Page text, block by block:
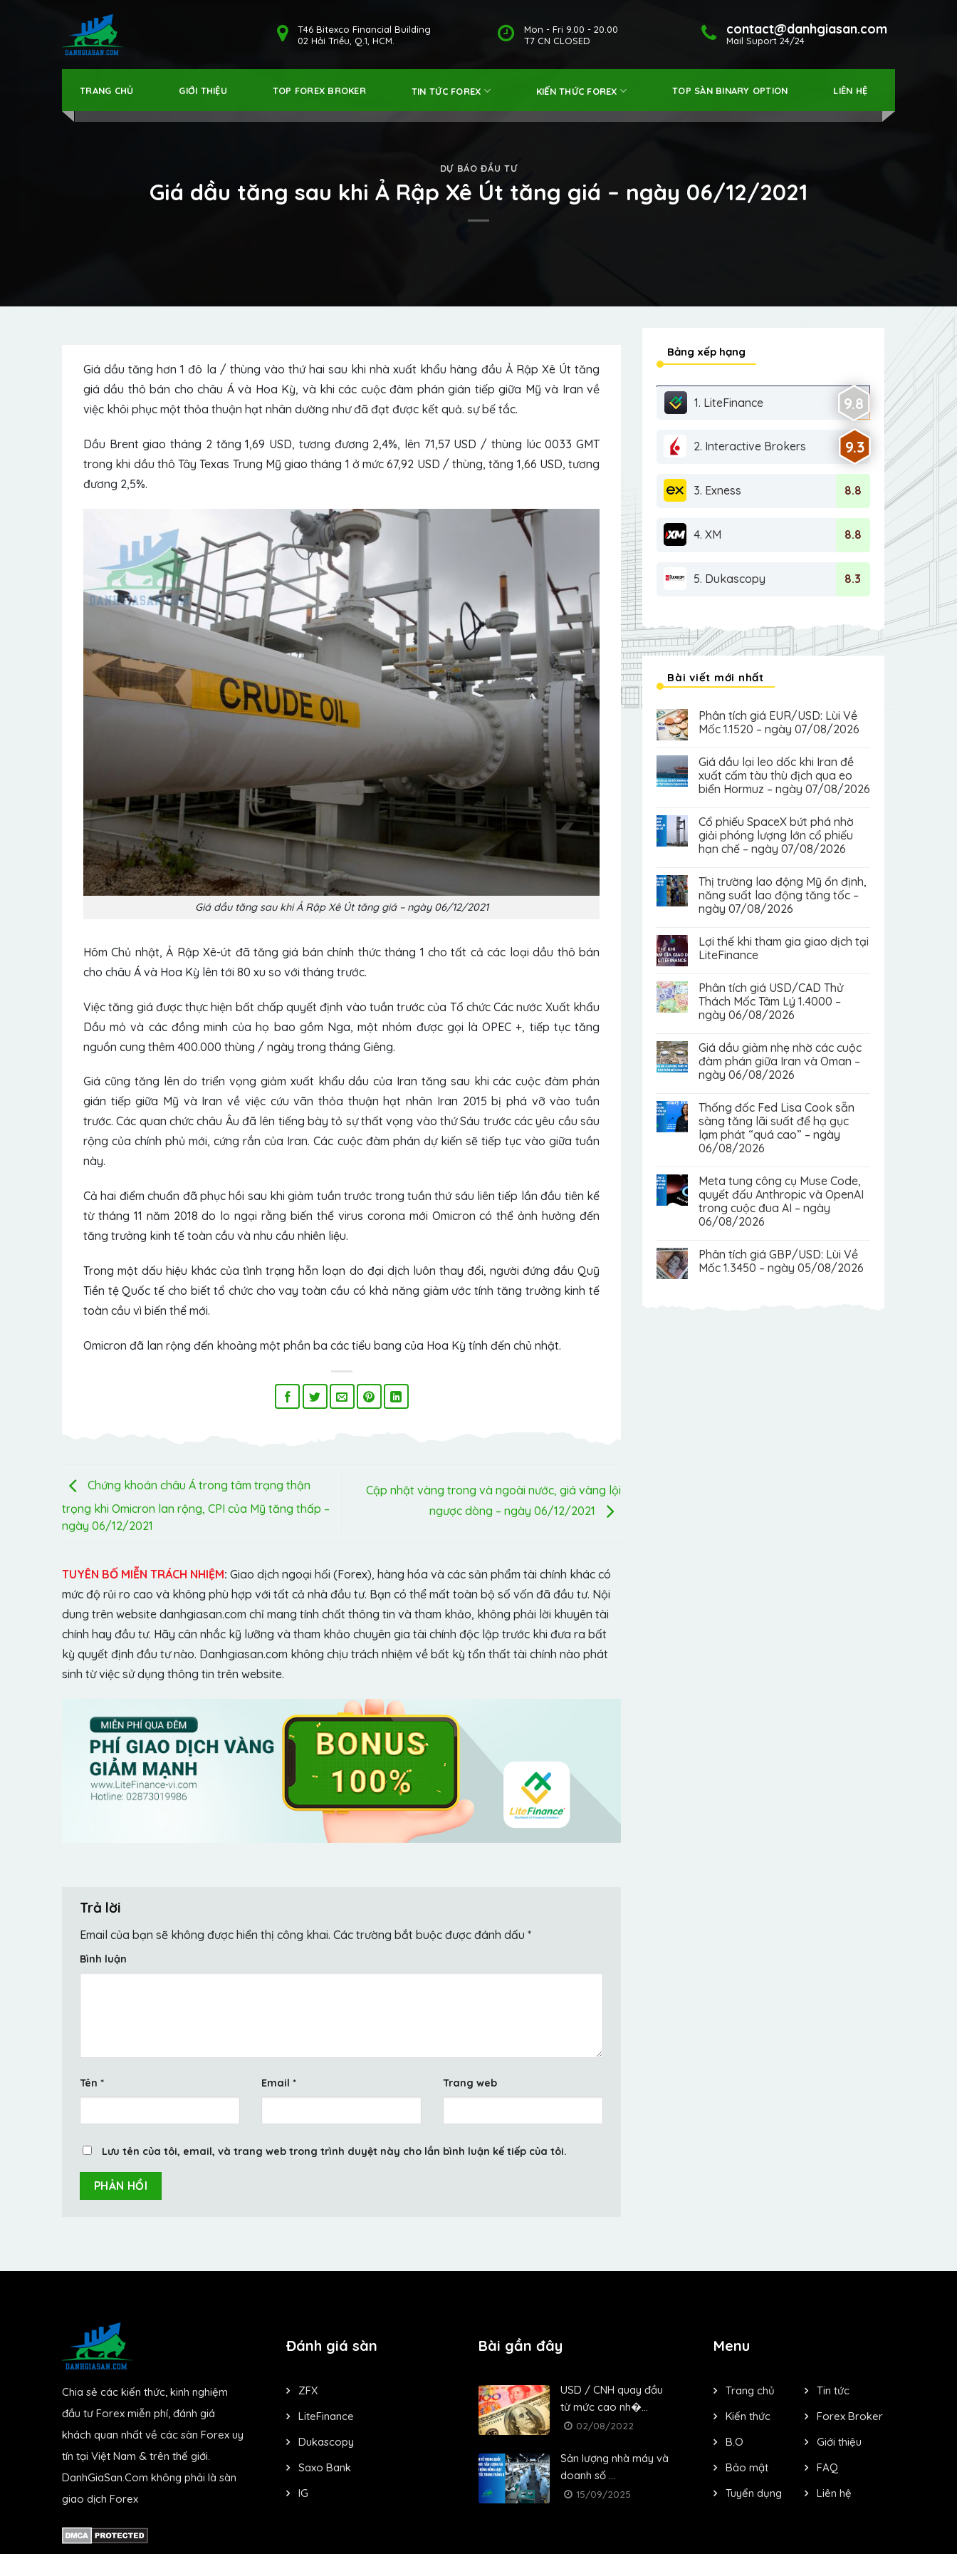
contact@danhgiasan.com
Mail Suport 24/24
Mon - Fri 9.00 - 20.00
T7 CN CLOSED
T46 Bitexco Financial Building
02 Hải Triều, Q.1, HCM.
TRANG CHỦ GIỚI THIỆU TOP FOREX BROKER TIN TỨC FOREX KIẾN THỨC FOREX TOP SÀN BINARY OPTION LIÊN HỆ
DỰ BÁO ĐẦU TƯ
Giá dầu tăng sau khi Ả Rập Xê Út tăng giá – ngày 06/12/2021
Giá dầu tăng hơn 1 đô la / thùng vào thứ hai sau khi nhà xuất khẩu hàng đầu Ả Rập Xê Út tăng
giá dầu thô bán cho châu Á và Hoa Kỳ, và khi các cuộc đàm phán gián tiếp giữa Mỹ và Iran về
việc khôi phục một thỏa thuận hạt nhân dường như đã đạt được kết quả. sự bế tắc.
Dầu Brentgiao tháng 2 tăng 1,69 USD, tương đương 2,4%, lên 71,57 USD / thùng lúc 0033 GMT
trong khi dầu thô Tây Texas Trung Mỹ giao tháng 1 ở mức 67,92 USD / thùng, tăng 1,66 USD, tương
đương 2,5%.
Giá dầu tăng sau khi Ả Rập Xê Út tăng giá – ngày 06/12/2021
Hôm Chủ nhật, Ả Rập Xê-út đã tăng giá bán chính thức tháng 1 cho tất cả các loại dầu thô bán
cho châu Á và Hoa Kỳ lên tới 80 xu so với tháng trước.
Việc tăng giá được thực hiện bất chấp quyết định vào tuần trước của Tổ chức Các nước Xuất khẩu
Dầu mỏ và các đồng minh của họ bao gồm Nga, một nhóm được gọi là OPEC +, tiếp tục tăng
nguồn cung thêm 400.000 thùng / ngày trong tháng Giêng.
Giá cũng tăng lên do triển vọng giảm xuất khẩu dầu của Iran tăng sau khi các cuộc đàm phán
gián tiếp giữa Mỹ và Iran về việc cứu vãn thỏa thuận hạt nhân Iran 2015 bị phá vỡ vào tuần
trước. Các quan chức châu Âu đã lên tiếng bày tỏ sự thất vọng vào thứ Sáu trước các yêu cầu sâu
rộng của chính phủ mới, cứng rắn của Iran. Các cuộc đàm phán dự kiến ​​sẽ tiếp tục vào giữa tuần
này.
Cả hai điểm chuẩn đã phục hồi sau khi giảm tuần trước trong tuần thứ sáu liên tiếp lần đầu tiên kể
từ tháng 11 năm 2018 do lo ngại rằng biến thể virus corona mới Omicron có thể ảnh hưởng đến
tăng trưởng kinh tế toàn cầu và nhu cầu nhiên liệu.
Trong một dấu hiệu khác của tình trạng hỗn loạn do đại dịch luôn thay đổi, người đứng đầu Quỹ
Tiền tệ Quốc tế cho biết tổ chức cho vay toàn cầu có khả năng giảm ước tính tăng trưởng kinh tế
toàn cầu vì biến thể mới.
Omicron đã lan rộng đến khoảng một phần ba các tiểu bang của Hoa Kỳ tính đến chủ nhật.
Chứng khoán châu Á trong tâm trạng thận
trọng khi Omicron lan rộng, CPI của Mỹ tăng thấp –
ngày 06/12/2021
Cập nhật vàng trong và ngoài nước, giá vàng lội
ngược dòng – ngày 06/12/2021
TUYÊN BỐ MIỄN TRÁCH NHIỆM: Giao dịch ngoại hối (Forex), hàng hóa và các sản phẩm tài chính khác có
mức độ rủi ro cao và không phù hợp với tất cả nhà đầu tư. Bạn có thể mất toàn bộ số vốn đã đầu tư. Nội
dung trên website danhgiasan.com chỉ mang tính chất thông tin và tham khảo, không phải lời khuyên tài
chính hay đầu tư. Hãy cân nhắc kỹ lưỡng và tham khảo chuyên gia tài chính độc lập trước khi đưa ra bất
kỳ quyết định đầu tư nào. Danhgiasan.com không chịu trách nhiệm về bất kỳ tổn thất tài chính nào phát
sinh từ việc sử dụng thông tin trên website.
Trả lời
Email của bạn sẽ không được hiển thị công khai. Các trường bắt buộc được đánh dấu *
Bình luận
Tên * Email * Trang web
Lưu tên của tôi, email, và trang web trong trình duyệt này cho lần bình luận kế tiếp của tôi.
Bảng xếp hạng
1. LiteFinance 9.8
2. Interactive Brokers 9.3
3. Exness 8.8
4. XM 8.8
5. Dukascopy 8.3
Bài viết mới nhất
Phân tích giá EUR/USD: Lùi Về
Mốc 1.1520 – ngày 07/08/2026
Giá dầu lại leo dốc khi Iran đề
xuất cấm tàu thù địch qua eo
biển Hormuz – ngày 07/08/2026
Cổ phiếu SpaceX bứt phá nhờ
giải phóng lượng lớn cổ phiếu
hạn chế – ngày 07/08/2026
Thị trường lao động Mỹ ổn định,
năng suất lao động tăng tốc –
ngày 07/08/2026
Lợi thế khi tham gia giao dịch tại
LiteFinance
Phân tích giá USD/CAD Thử
Thách Mốc Tâm Lý 1.4000 –
ngày 06/08/2026
Giá dầu giảm nhẹ nhờ các cuộc
đàm phán giữa Iran và Oman –
ngày 06/08/2026
Thống đốc Fed Lisa Cook sẵn
sàng tăng lãi suất để hạ gục
lạm phát “quá cao” – ngày
06/08/2026
Meta tung công cụ Muse Code,
quyết đấu Anthropic và OpenAI
trong cuộc đua AI – ngày
06/08/2026
Phân tích giá GBP/USD: Lùi Về
Mốc 1.3450 – ngày 05/08/2026
Chia sẻ các kiến thức, kinh nghiệm
đầu tư Forex miễn phí, đánh giá
khách quan nhất về các sàn Forex uy
tín tại Việt Nam & trên thế giới.
DanhGiaSan.Com không phải là sàn
giao dịch Forex
Đánh giá sàn
ZFX
LiteFinance
Dukascopy
Saxo Bank
IG
Bài gần đây
USD / CNH quay đầu
từ mức cao nh�...
02/08/2022
Sản lượng nhà máy và
doanh số ...
15/09/2025
Menu
Trang chủ
Tin tức
Kiến thức
Forex Broker
B.O
Giới thiệu
Bảo mật
FAQ
Tuyển dụng
Liên hệ